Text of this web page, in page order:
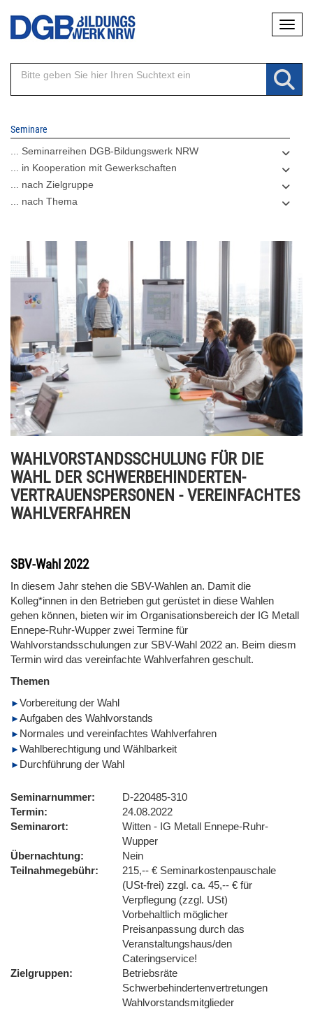
Direkt
Inhalt
Seminare
... Seminarreihen DGB-Bildungswerk NRW
... in Kooperation mit Gewerkschaften
... nach Zielgruppe
... nach Thema
WAHLVORSTANDSSCHULUNG FÜR DIE
WAHL DER SCHWERBEHINDERTEN-
VERTRAUENSPERSONEN - VEREINFACHTES
WAHLVERFAHREN
SBV-Wahl 2022
In diesem Jahr stehen die SBV-Wahlen an. Damit die
Kolleg*innen in den Betrieben gut gerüstet in diese Wahlen
gehen können, bieten wir im Organisationsbereich der IG Metall
Ennepe-Ruhr-Wupper zwei Termine für
Wahlvorstandsschulungen zur SBV-Wahl 2022 an. Beim diesm
Termin wird das vereinfachte Wahlverfahren geschult.
Themen
Vorbereitung der Wahl
Aufgaben des Wahlvorstands
Normales und vereinfachtes Wahlverfahren
Wahlberechtigung und Wählbarkeit
Durchführung der Wahl
Seminarnummer
D-220485-310
Termin
24.08.2022
Seminarort
Witten - IG Metall Ennepe-Ruhr-
Wupper
Übernachtung
Nein
Teilnahmegebühr
215,-- € Seminarkostenpauschale
(USt-frei) zzgl. ca. 45,-- € für
Verpflegung (zzgl. USt)
Vorbehaltlich möglicher
Preisanpassung durch das
Veranstaltungshaus/den
Cateringservice!
Zielgruppen
Betriebsräte
Schwerbehindertenvertretungen
Wahlvorstandsmitglieder